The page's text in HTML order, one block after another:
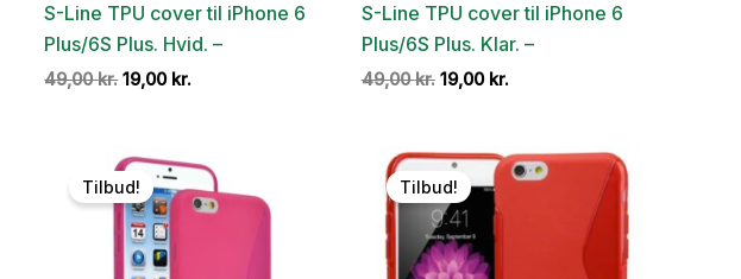
S-Line TPU cover til iPhone 6
Plus/6S Plus. Hvid. –
49,00kr. Den
49,00 kr..
19,00 kr.
19,00 kr..
S-Line TPU cover til iPhone 6
Plus/6S Plus. Klar. –
49,00kr. Den
49,00 kr..
19,00 kr.Den
19,00 kr..
Tilbud! Tilbud!